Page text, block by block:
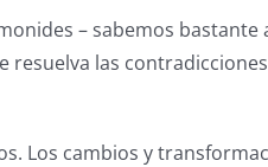
– sabemos bastante
las
Los cambios y